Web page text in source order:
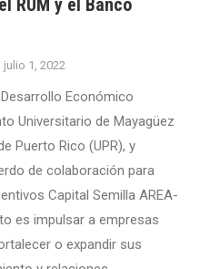
RUM y el Banco
julio 1, 2022
Económico
Universitario de Mayagüez
Puerto Rico (UPR), y
de colaboración para
Capital Semilla AREA-
es impulsar a empresas
o expandir sus